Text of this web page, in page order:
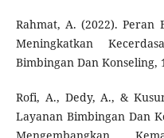
Rahmat, A. (2022). Peran
Meningkatkan
Bimbingan Dan Konseling,
Rofi, A., Dedy, A., &
Layanan Bimbingan Dan
Mengembangkan